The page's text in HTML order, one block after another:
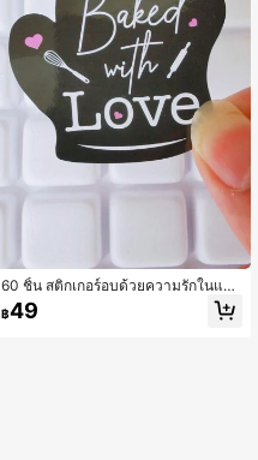
60 ชิ้น สติกเกอร์อบด้วยความรักในแผ่
น, สีดำชมพูในถุงมือทำมือ ดีไซน์ตัดตา
ย, ขนาด 2x2 นิ้ว แนะนำอย่างยิ่งสำหรั
฿49